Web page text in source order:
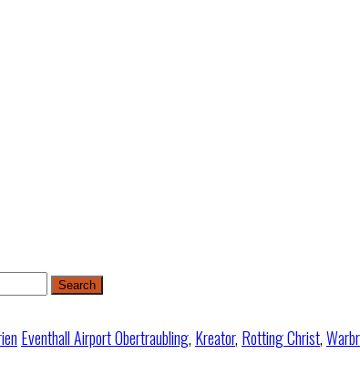
Search
Eventhall Airport Obertraubling, Kreator, Rotting Christ,